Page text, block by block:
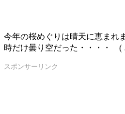
今年の桜めぐりは晴天に恵まれ
時だけ曇り空だった・・・・ (
スポンサーリンク